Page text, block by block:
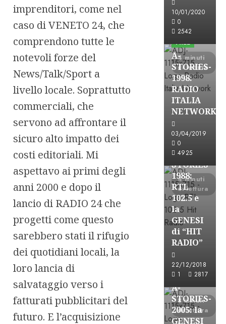
imprenditori, come nel
caso di VENETO 24, che
comprendono tutte le
notevoli forze del
News/Talk/Sport a
livello locale. Soprattutto
commerciali, che
servono ad affrontare il
sicuro alto impatto dei
costi editoriali. Mi
aspettavo ai primi degli
anni 2000 e dopo il
lancio di RADIO 24 che
progetti come questo
sarebbero stati il rifugio
dei quotidiani locali, la
loro lancia di
salvataggio verso i
fatturati pubblicitari del
futuro. E l’acquisizione
10/01/2020
0
2542
4 minuti
di lettura
A-Stories
Formazione
FREE
A-
STORIES-
1998:
RADIO
ITALIA
NETWORK
03/04/2019
0
4925
4 minuti
di lettura
A-Stories
FREE
A-
STORIES-
1988:
RTL
102.5 e
la
GENESI
di “HIT
RADIO”
22/12/2018
1
2817
8 minuti
di lettura
Formazione
FREE
A-
STORIES-
2005: la
GENESI